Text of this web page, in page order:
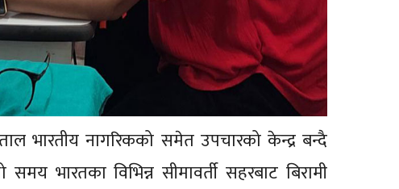
भारतीय नागरिकको समेत उपचारको केन्द्र बन्दै
भारतका विभिन्न सीमावर्ती सहरबाट बिरामी